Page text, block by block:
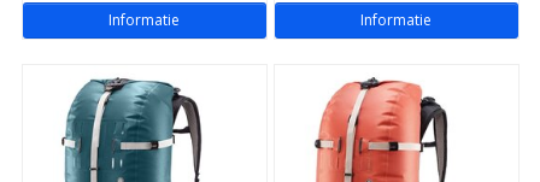
Informatie Informatie